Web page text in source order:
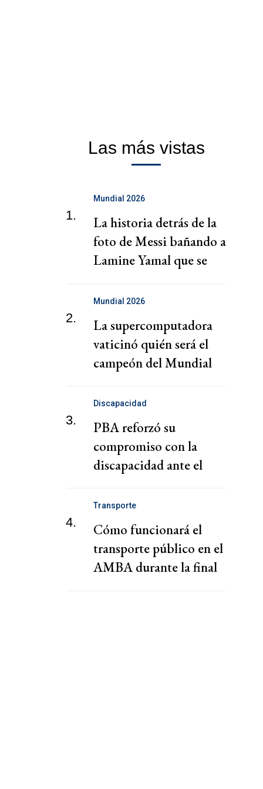
Las más vistas
1.
Mundial 2026
La historia detrás de la
foto de Messi bañando a
Lamine Yamal que se
2.
Mundial 2026
La supercomputadora
vaticinó quién será el
campeón del Mundial
3.
Discapacidad
PBA reforzó su
compromiso con la
discapacidad ante el
nacionales
4.
Transporte
Cómo funcionará el
transporte público en el
AMBA durante la final